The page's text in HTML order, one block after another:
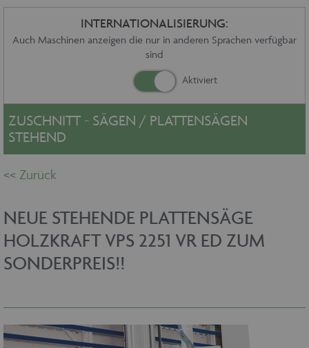
Service
Kontakt
Impressum
Datenschutz
INTERNATIONALISIERUNG:
Auch Maschinen anzeigen die nur in anderen Sprachen verfügbar
sind
ZUSCHNITT - SÄGEN / PLATTENSÄGEN
STEHEND
NEUE STEHENDE PLATTENSÄGE
HOLZKRAFT VPS 2251 VR ED ZUM
SONDERPREIS!!